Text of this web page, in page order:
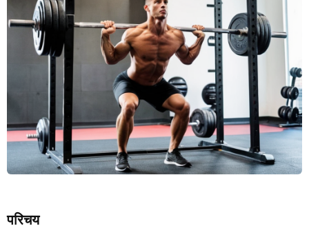
परिचय